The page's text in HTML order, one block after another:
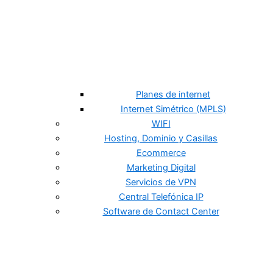
Planes de internet
Internet Simétrico (MPLS)
WIFI
Hosting, Dominio y Casillas
Ecommerce
Marketing Digital
Servicios de VPN
Central Telefónica IP
Software de Contact Center